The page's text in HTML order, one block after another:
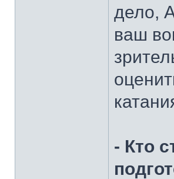
дело,
ваш
- Кто